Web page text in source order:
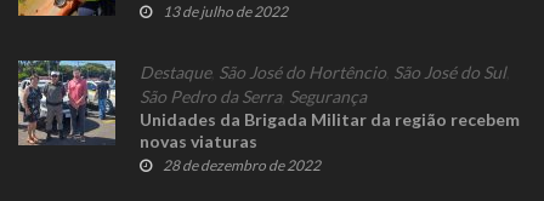
13 de julho de 2022
Destaque, São José do Hortêncio São José do Sul,
São Pedro da Serra, Segurança
Unidades da Brigada Militar da região recebem
novas viaturas
28 de dezembro de 2022